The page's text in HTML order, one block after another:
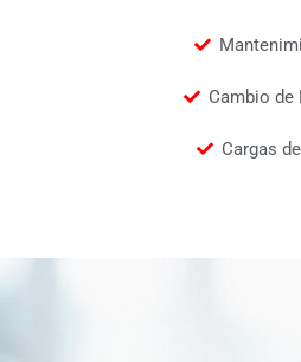
Cambio de
Cargas